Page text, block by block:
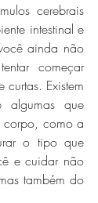
cerebrais
intestinal e
ainda não
começar
Existem
algumas que
corpo, como a
o tipo que
e cuidar não
também do